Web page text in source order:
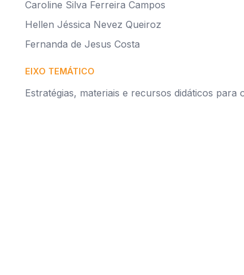
Caroline Silva Ferreira Campos
Hellen Jéssica Nevez Queiroz
Fernanda de Jesus Costa
EIXO TEMÁTICO
Estratégias, materiais e recursos didáticos para